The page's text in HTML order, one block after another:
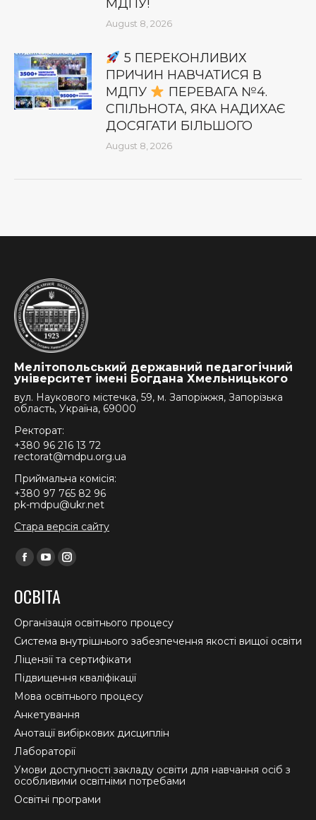
МДПУ!
August 8, 2026
5 ПЕРЕКОНЛИВИХ
ПРИЧИН НАВЧАТИСЯ В
МДПУ
ПЕРЕВАГА №4.
СПІЛЬНОТА, ЯКА НАДИХАЄ
ДОСЯГАТИ БІЛЬШОГО
August 8, 2026
Мелітопольський державний педагогічний
університет імені Богдана Хмельницького
вул. Наукового містечка, 59, м. Запоріжжя, Запорізька
область, Україна, 69000
Ректорат:
+380 96 216 13 72
rectorat@mdpu.org.ua
Приймальна комісія:
+380 97 765 82 96
pk-mdpu@ukr.net
Стара версія сайту
Find us on:
Facebook
opens
in
new
window
YouTube
opens
in
new
window
Instagram
in
new
window
ОСВІТА
Організація освітнього процесу
Система внутрішнього забезпечення якості вищої освіти
Ліцензії та сертифікати
Підвищення кваліфікації
Мова освітнього процесу
Анкетування
Анотації вибіркових дисциплін
Лабораторії
Умови доступності закладу освіти для навчання осіб з
особливими освітніми потребами
Освітні програми